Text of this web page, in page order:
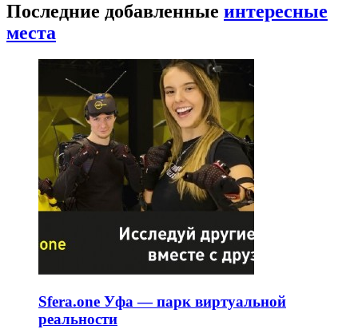
Последние добавленные интересные
места
Sfera.one Уфа — парк виртуальной
реальности